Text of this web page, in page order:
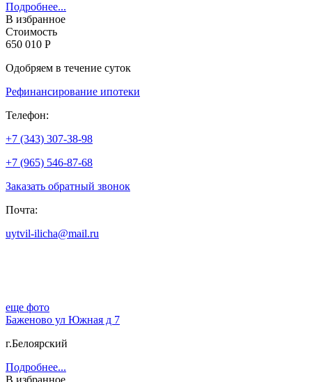
Подробнее...
В избранное
Стоимость
650 010 Р
Одобряем в течение суток
Рефинансирование ипотеки
Телефон:
+7 (343) 307-38-98
+7 (965) 546-87-68
Заказать обратный звонок
Почта:
uytvil-ilicha@mail.ru
еще фото
Баженово ул Южная д 7
г.Белоярский
Подробнее...